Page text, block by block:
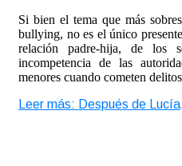
Si bien el tema que más
bullying, no es el único
relación padre-hija, de los
incompetencia de las
menores cuando cometen
Leer más: Después de